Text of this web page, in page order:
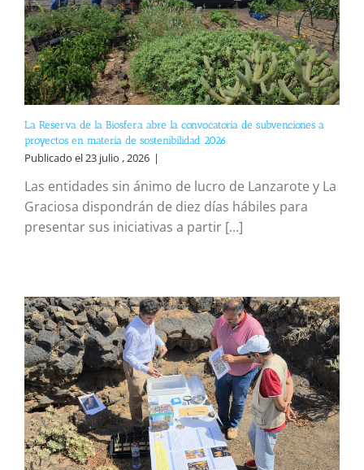
La Reserva de la Biosfera abre la convocatoria de subvenciones a
proyectos en materia de sostenibilidad 2026
Publicado el 23 julio , 2026 |
Las entidades sin ánimo de lucro de Lanzarote y La
Graciosa dispondrán de diez días hábiles para
presentar sus iniciativas a partir [...]